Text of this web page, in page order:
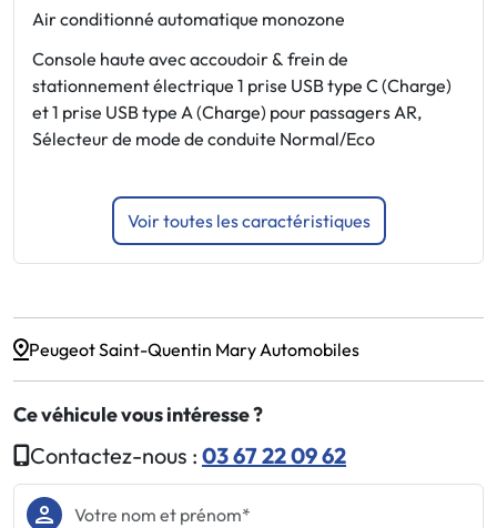
Air conditionné automatique monozone
Console haute avec accoudoir & frein de
stationnement électrique 1 prise USB type C (Charge)
et 1 prise USB type A (Charge) pour passagers AR,
Sélecteur de mode de conduite Normal/Eco
Voir toutes les caractéristiques
Peugeot Saint-Quentin Mary Automobiles
Ce véhicule vous intéresse ?
Contactez-nous : 03 67 22 09 62